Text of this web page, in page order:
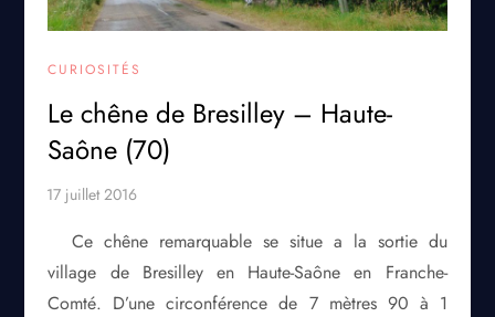
CURIOSITÉS
Le chêne de Bresilley – Haute-
Saône (70)
Ce chêne remarquable se situe a la sortie du
village de Bresilley en Haute-Saône en Franche-
Comté. D’une circonférence de 7 mètres 90 à 1